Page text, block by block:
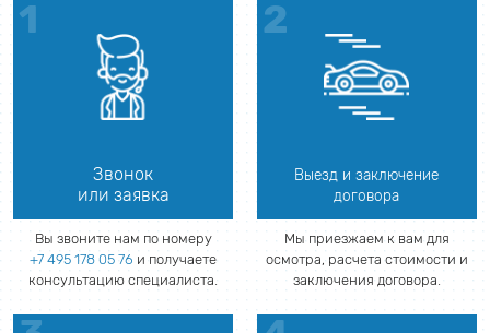
Звонок
или заявка
Вы звоните нам по номеру
+7 495 178 05 76 и получаете
консультацию специалиста.
Выезд и заключение
договора
Мы приезжаем к вам для
осмотра, расчета стоимости и
заключения договора.